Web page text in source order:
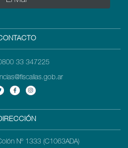
33 347225
Nº 1333 (C1063ADA)